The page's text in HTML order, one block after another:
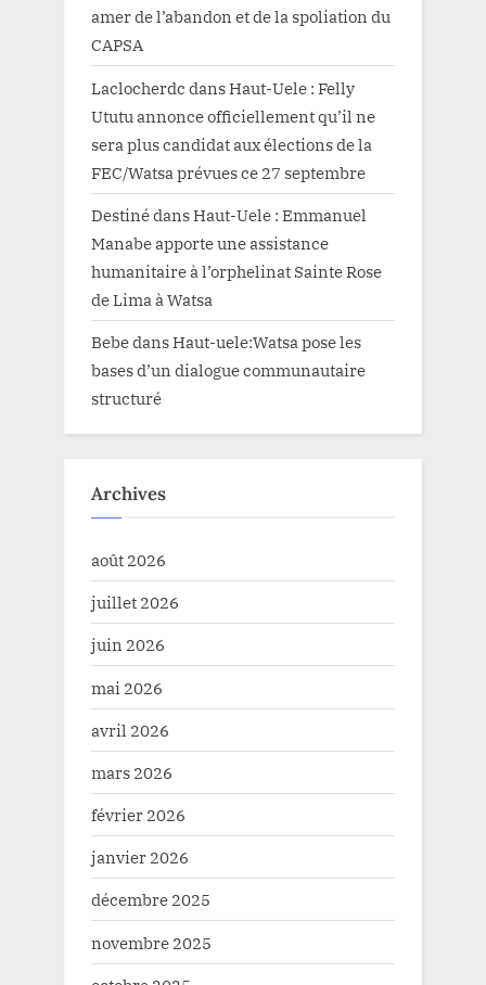
amer de l’abandon et de la spoliation du
CAPSA
Laclocherdc dansHaut-Uele : Felly
Ututu annonce officiellement qu’il ne
sera plus candidat aux élections de la
FEC/Watsa prévues ce 27 septembre
DestinédansHaut-Uele : Emmanuel
Manabe apporte une assistance
humanitaire à l’orphelinat Sainte Rose
de Lima à Watsa
BebedansHaut-uele:Watsa pose les
bases d’un dialogue communautaire
structuré
Archives
août 2026
juillet 2026
juin 2026
mai 2026
avril 2026
mars 2026
février 2026
janvier 2026
décembre 2025
novembre 2025